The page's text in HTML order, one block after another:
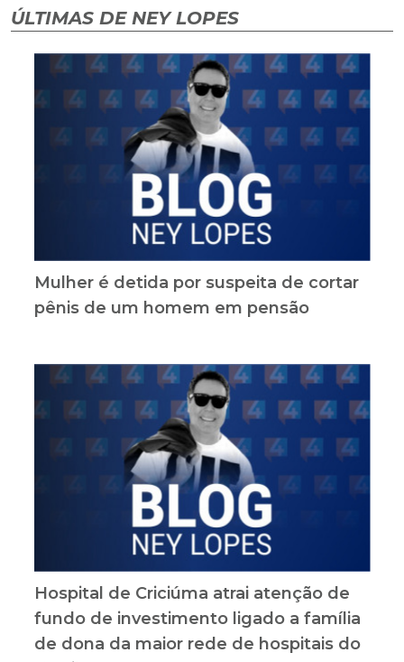
ÚLTIMAS DE NEY LOPES
Mulher é detida por suspeita de cortar
pênis de um homem em pensão
Hospital de Criciúma atrai atenção de
fundo de investimento ligado a família
de dona da maior rede de hospitais do